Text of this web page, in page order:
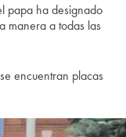
papa ha designado
manera a todas las
encuentran placas